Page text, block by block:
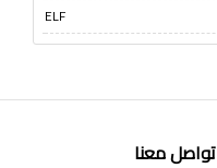
ELF
Flormar
تواصل معنا